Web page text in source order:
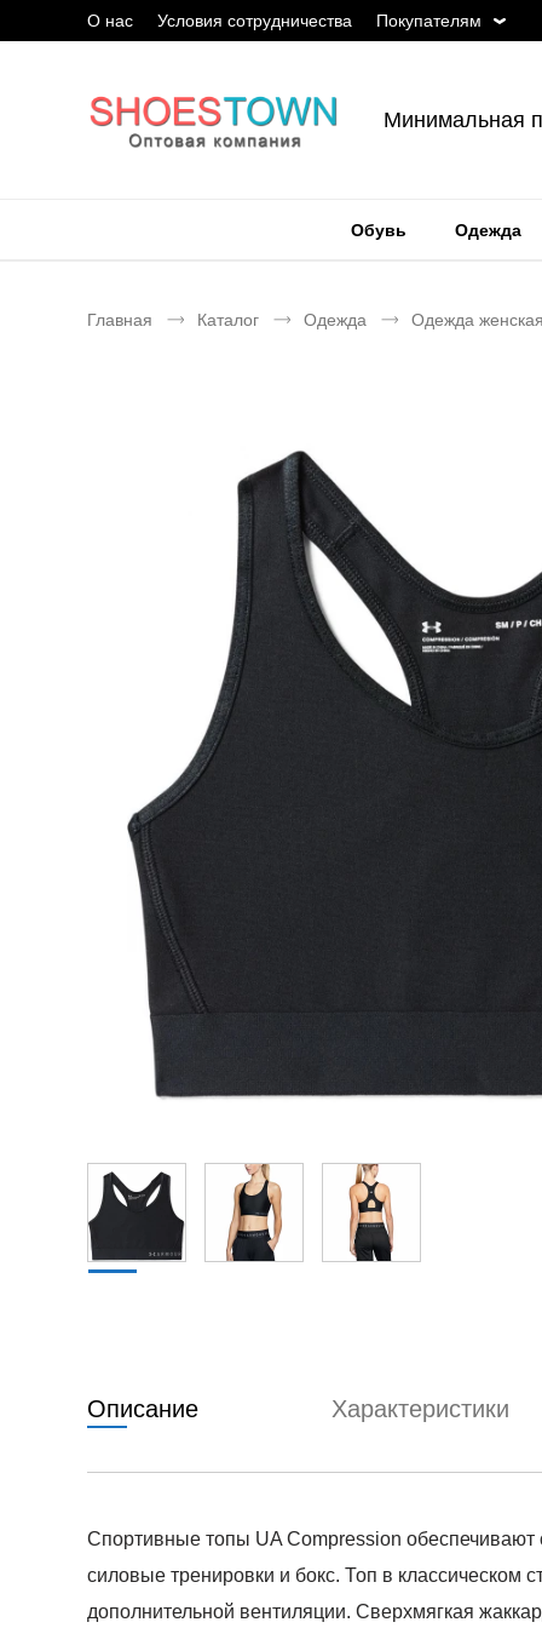
О нас Условия сотрудничества Покупателям
Минимальная
Обувь Одежда
Главная Каталог Одежда Одежда женская
Описание Характеристики
Спортивные топы UA Compression обеспечивают
силовые тренировки и бокс. Топ в классическом
дополнительной вентиляции. Сверхмягкая